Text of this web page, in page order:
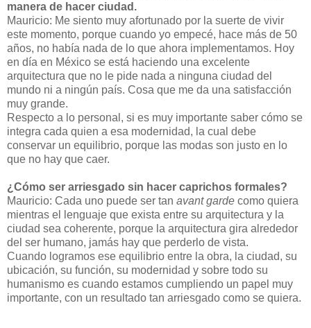
manera de hacer ciudad.
Mauricio: Me siento muy afortunado por la suerte de vivir
este momento, porque cuando yo empecé, hace más de 50
años, no había nada de lo que ahora implementamos. Hoy
en día en México se está haciendo una excelente
arquitectura que no le pide nada a ninguna ciudad del
mundo ni a ningún país. Cosa que me da una satisfacción
muy grande.
Respecto a lo personal, si es muy importante saber cómo se
integra cada quien a esa modernidad, la cual debe
conservar un equilibrio, porque las modas son justo en lo
que no hay que caer.
¿Cómo ser arriesgado sin hacer caprichos formales?
Mauricio: Cada uno puede ser tan avant garde como quiera
mientras el lenguaje que exista entre su arquitectura y la
ciudad sea coherente, porque la arquitectura gira alrededor
del ser humano, jamás hay que perderlo de vista.
Cuando logramos ese equilibrio entre la obra, la ciudad, su
ubicación, su función, su modernidad y sobre todo su
humanismo es cuando estamos cumpliendo un papel muy
importante, con un resultado tan arriesgado como se quiera.